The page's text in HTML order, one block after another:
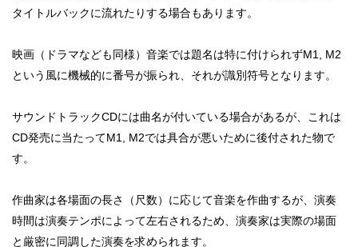
タイトルバックに流れたりする場合もあります。
映画（ドラマなども同様）音楽では題名は特に付けられずM1, M2
という風に機械的に番号が振られ、それが識別符号となります。
サウンドトラックCDには曲名が付いている場合があるが、これは
CD発売に当たってM1, M2では具合が悪いために後付された物で
す。
作曲家は各場面の長さ（尺数）に応じて音楽を作曲するが、演奏
時間は演奏テンポによって左右されるため、演奏家は実際の場面
と厳密に同調した演奏を求められます。